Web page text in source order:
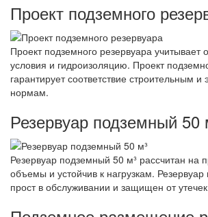
Проект подземного
Проект подземного резервуара учитывает
условия и гидроизоляцию. Проект
гарантирует соответствие строительным и
нормам.
Резервуар подземный 50
Резервуар подземный 50 м³ рассчитан
объемы и устойчив к нагрузкам.
прост в обслуживании и защищен от